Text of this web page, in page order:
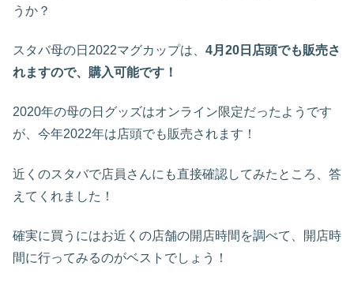
うか？
スタバ母の日2022マグカップは、 4月20日店頭でも販売さ
れますので、購入可能です！
2020年の母の日グッズはオンライン限定だったようです
が、今年2022年は店頭でも販売されます！
近くのスタバで店員さんにも直接確認してみたところ、答
えてくれました！
確実に買うにはお近くの店舗の開店時間を調べて、開店時
間に行ってみるのがベストでしょう！